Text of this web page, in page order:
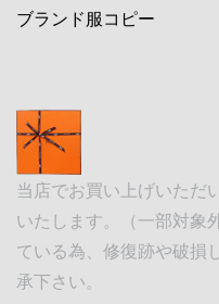
ブランド服コピー
当店でお買い上げいただ
いたします。（一部対象
ている為、修復跡や破損
承下さい。